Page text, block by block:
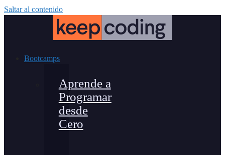
Saltar al contenido
Bootcamps
Aprende a
Programar
desde
Cero